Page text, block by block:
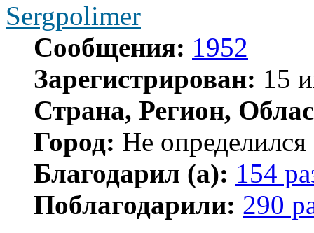
Sergpolimer
Сообщения: 1952
Зарегистрирован: 15
Страна, Регион,
Город: Не определился
Благодарил (а): 154
Поблагодарили: 290